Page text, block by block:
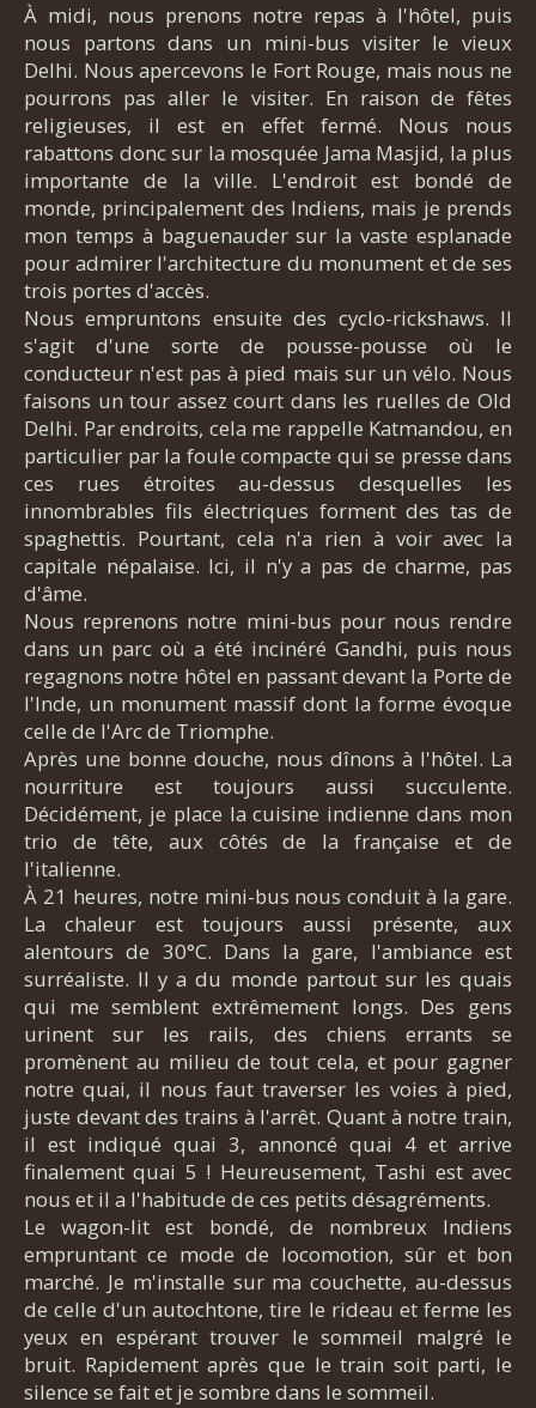
À midi, nous prenons notre repas à l'hôtel, puis
nous partons dans un mini-bus visiter le vieux
Delhi. Nous apercevons le Fort Rouge, mais nous ne
pourrons pas aller le visiter. En raison de fêtes
religieuses, il est en effet fermé. Nous nous
rabattons donc sur la mosquée Jama Masjid, la plus
importante de la ville. L'endroit est bondé de
monde, principalement des Indiens, mais je prends
mon temps à baguenauder sur la vaste esplanade
pour admirer l'architecture du monument et de ses
trois portes d'accès.
Nous empruntons ensuite des cyclo-rickshaws. Il
s'agit d'une sorte de pousse-pousse où le
conducteur n'est pas à pied mais sur un vélo. Nous
faisons un tour assez court dans les ruelles de Old
Delhi. Par endroits, cela me rappelle Katmandou, en
particulier par la foule compacte qui se presse dans
ces rues étroites au-dessus desquelles les
innombrables fils électriques forment des tas de
spaghettis. Pourtant, cela n'a rien à voir avec la
capitale népalaise. Ici, il n'y a pas de charme, pas
d'âme.
Nous reprenons notre mini-bus pour nous rendre
dans un parc où a été incinéré Gandhi, puis nous
regagnons notre hôtel en passant devant la Porte de
l'Inde, un monument massif dont la forme évoque
celle de l'Arc de Triomphe.
Après une bonne douche, nous dînons à l'hôtel. La
nourriture est toujours aussi succulente.
Décidément, je place la cuisine indienne dans mon
trio de tête, aux côtés de la française et de
l'italienne.
À 21 heures, notre mini-bus nous conduit à la gare.
La chaleur est toujours aussi présente, aux
alentours de 30°C. Dans la gare, l'ambiance est
surréaliste. Il y a du monde partout sur les quais
qui me semblent extrêmement longs. Des gens
urinent sur les rails, des chiens errants se
promènent au milieu de tout cela, et pour gagner
notre quai, il nous faut traverser les voies à pied,
juste devant des trains à l'arrêt. Quant à notre train,
il est indiqué quai 3, annoncé quai 4 et arrive
finalement quai 5 ! Heureusement, Tashi est avec
nous et il a l'habitude de ces petits désagréments.
Le wagon-lit est bondé, de nombreux Indiens
empruntant ce mode de locomotion, sûr et bon
marché. Je m'installe sur ma couchette, au-dessus
de celle d'un autochtone, tire le rideau et ferme les
yeux en espérant trouver le sommeil malgré le
bruit. Rapidement après que le train soit parti, le
silence se fait et je sombre dans le sommeil.